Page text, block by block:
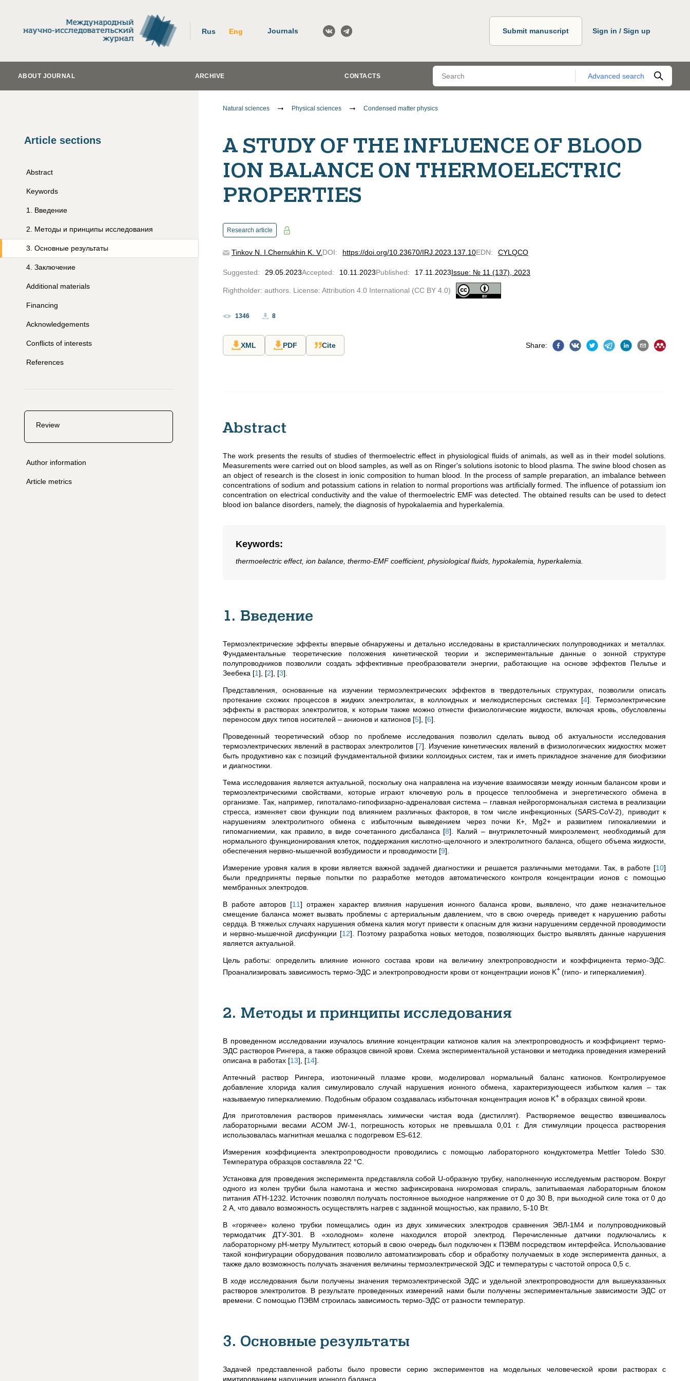
Rus Eng Journals Submit manuscript Sign in / Sign up
ABOUT JOURNAL ARCHIVE CONTACTS Advanced search
Article sections
Abstract
Keywords
1 Введение
2 Методы и принципы исследования
3 Основные результаты
4 Заключение
Additional materials
Financing
Acknowledgements
Conflicts of interests
References
Review
Author information
Article metrics
Natural sciences Physical sciences Condensed matter physics
A STUDY OF THE INFLUENCE OF BLOOD
ION BALANCE ON THERMOELECTRIC
PROPERTIES
Research article
Tinkov N. I. Chernukhin K. V.DOI: https://doi.org/10.23670/IRJ.2023.137.10EDN: CYLQCO
Suggested: 29.05.2023Accepted: 10.11.2023Published: 17.11.2023Issue: № 11 (137), 2023
Rightholder: authors. License: Attribution 4.0 International (CC BY 4.0)
1346 8
XML PDF Cite Share:
Abstract
The work presents the results of studies of thermoelectric effect in physiological fluids of animals, as well as in their model solutions.
Measurements were carried out on blood samples, as well as on Ringer's solutions isotonic to blood plasma. The swine blood chosen as
an object of research is the closest in ionic composition to human blood. In the process of sample preparation, an imbalance between
concentrations of sodium and potassium cations in relation to normal proportions was artificially formed. The influence of potassium ion
concentration on electrical conductivity and the value of thermoelectric EMF was detected. The obtained results can be used to detect
blood ion balance disorders, namely, the diagnosis of hypokalaemia and hyperkalemia.
Keywords:
thermoelectric effect, ion balance, thermo-EMF coefficient, physiological fluids, hypokalemia, hyperkalemia.
1. Введение
Термоэлектрические эффекты впервые обнаружены и детально исследованы в кристаллических полупроводниках и металлах.
Фундаментальные теоретические положения кинетической теории и экспериментальные данные о зонной структуре
полупроводников позволили создать эффективные преобразователи энергии, работающие на основе эффектов Пельтье и
Зеебека [1] [2] [3]
Представления, основанные на изучении термоэлектрических эффектов в твердотельных структурах, позволили описать
протекание схожих процессов в жидких электролитах, в коллоидных и мелкодисперсных системах [4] . Термоэлектрические
эффекты в растворах электролитов, к которым также можно отнести физиологические жидкости, включая кровь, обусловлены
переносом двух типов носителей – анионов и катионов [5] [6]
Проведенный теоретический обзор по проблеме исследования позволил сделать вывод об актуальности исследования
термоэлектрических явлений в растворах электролитов [7] . Изучение кинетических явлений в физиологических жидкостях может
быть продуктивно как с позиций фундаментальной физики коллоидных систем, так и иметь прикладное значение для биофизики
и диагностики.
Тема исследования является актуальной, поскольку она направлена на изучение взаимосвязи между ионным балансом крови и
термоэлектрическими свойствами, которые играют ключевую роль в процессе теплообмена и энергетического обмена в
организме. Так, например, гипоталамо-гипофизарно-адреналовая система – главная нейрогормональная система в реализации
стресса, изменяет свои функции под влиянием различных факторов, в том числе инфекционных (SARS-CoV-2), приводит к
нарушениям электролитного обмена с избыточным выведением через почки К+, Мg2+ и развитием гипокалиемии и
гипомагниемии, как правило, в виде сочетанного дисбаланса [8] . Калий – внутриклеточный микроэлемент, необходимый для
нормального функционирования клеток, поддержания кислотно-щелочного и электролитного баланса, общего объема жидкости,
обеспечения нервно-мышечной возбудимости и проводимости [9]
Измерение уровня калия в крови является важной задачей диагностики и решается различными методами. Так, в работе [10]
были предприняты первые попытки по разработке методов автоматического контроля концентрации ионов с помощью
мембранных электродов.
В работе авторов [11] отражен характер влияния нарушения ионного баланса крови, выявлено, что даже незначительное
смещение баланса может вызвать проблемы с артериальным давлением, что в свою очередь приведет к нарушению работы
сердца
В тяжелых случаях нарушения обмена калия могут привести к опасным для жизни нарушениям сердечной проводимости
и нервно-мышечной дисфункции [12] . Поэтому разработка новых методов, позволяющих быстро выявлять данные нарушения
является актуальной.
Цель работы: определить влияние ионного состава крови на величину электропроводности и коэффициента термо-ЭДС.
Проанализировать зависимость термо-ЭДС и электропроводности крови от концентрации ионов K+ (гипо- и гиперкалиемия).
2. Методы и принципы исследования
В проведенном исследовании изучалось влияние концентрации катионов калия на электропроводность и коэффициент термо-
ЭДС растворов Рингера, а также образцов свиной крови. Схема экспериментальной установки и методика проведения измерений
описана в работах [13] [14]
Аптечный раствор Рингера, изотоничный плазме крови, моделировал нормальный баланс катионов. Контролируемое
добавление хлорида калия симулировало случай нарушения ионного обмена, характеризующееся избытком калия – так
называемую гиперкалиемию. Подобным образом создавалась избыточная концентрация ионов K+ в образцах свиной крови.
Для приготовления растворов применялась химически чистая вода (дистиллят). Растворяемое вещество взвешивалось
лабораторными весами ACOM JW-1, погрешность которых не превышала 0,01 г. Для стимуляции процесса растворения
использовалась магнитная мешалка с подогревом ES-612.
Измерения коэффициента электропроводности проводились с помощью лабораторного кондуктометра Mettler Toledo S30.
Температура образцов составляла 22 °C.
Установка для проведения эксперимента представляла собой U-образную трубку, наполненную исследуемым раствором. Вокруг
одного из колен трубки была намотана и жестко зафиксирована нихромовая спираль, запитываемая лабораторным блоком
питания ATH-1232. Источник позволял получать постоянное выходное напряжение от 0 до 30 В, при выходной силе тока от 0 до
2 А, что давало возможность осуществлять нагрев с заданной мощностью, как правило, 5-10 Вт.
В «горячее» колено трубки помещались один из двух химических электродов сравнения ЭВЛ-1М4 и полупроводниковый
термодатчик ДТУ-301. В «холодном» колене находился второй электрод. Перечисленные датчики подключались к
лабораторному pH-метру Мультитест, который в свою очередь был подключен к ПЭВМ посредством интерфейса. Использование
такой конфигурации оборудования позволило автоматизировать сбор и обработку получаемых в ходе эксперимента данных, а
также дало возможность получать значения величины термоэлектрической ЭДС и температуры с частотой опроса 0,5 с.
В ходе исследования были получены значения термоэлектрической ЭДС и удельной электропроводности для вышеуказанных
растворов электролитов. В результате проведенных измерений нами были получены экспериментальные зависимости ЭДС от
времени. С помощью ПЭВМ строилась зависимость термо-ЭДС от разности температур.
3. Основные результаты
Задачей представленной работы было провести серию экспериментов на модельных человеческой крови растворах с
имитированием нарушения ионного баланса.